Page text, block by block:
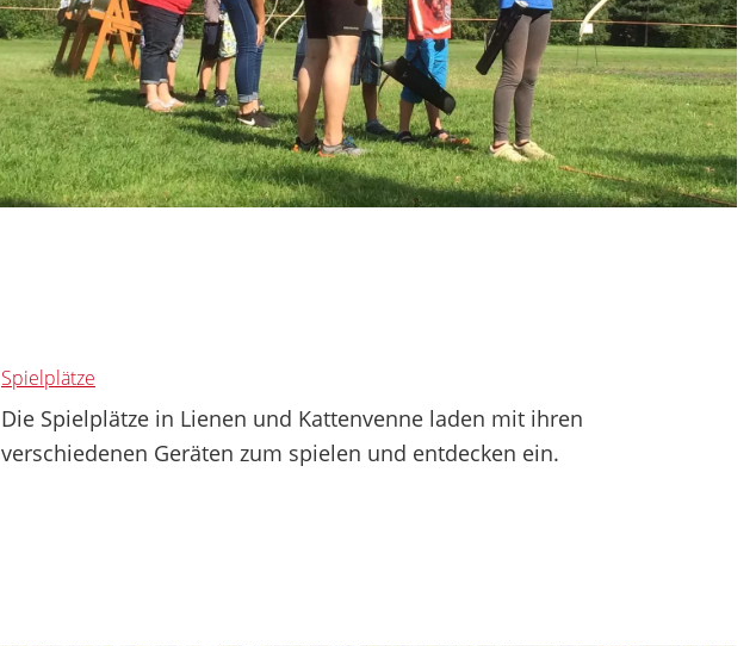
Spielplätze
Die Spielplätze in Lienen und Kattenvenne laden mit ihren
verschiedenen Geräten zum spielen und entdecken ein.